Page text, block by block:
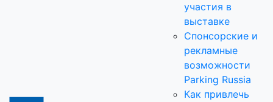
участия в
выставке
Спонсорские и
рекламные
возможности
Parking Russia
Как привлечь